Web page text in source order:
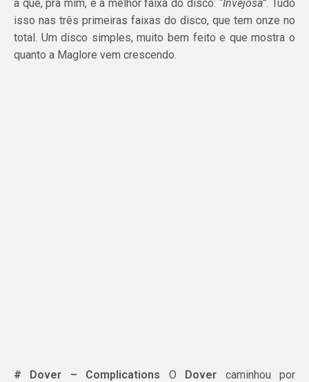
a que, pra mim, é a melhor faixa do disco: “Invejosa”. Tudo
isso nas três primeiras faixas do disco, que tem onze no
total. Um disco simples, muito bem feito e que mostra o
quanto a Maglore vem crescendo.
# Dover – Complications O Dover caminhou por